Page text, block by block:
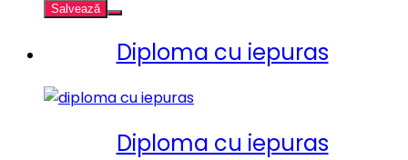
Salvează
Diploma cu iepuras
Diploma cu iepuras